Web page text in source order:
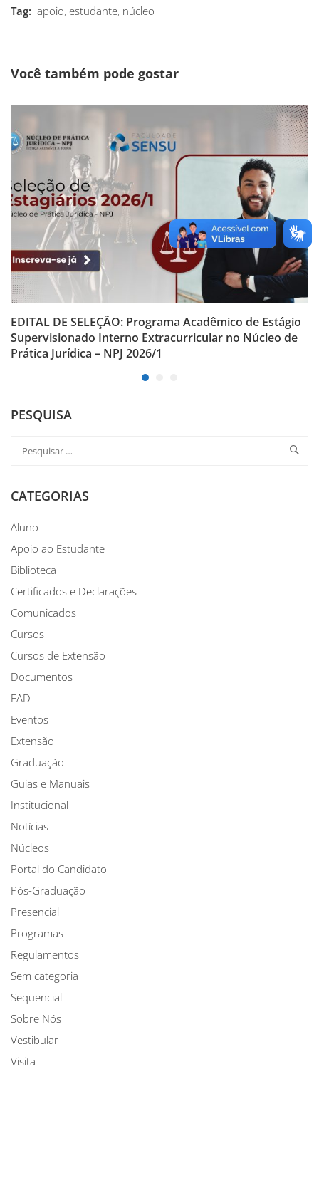
Tag: apoio, estudante, núcleo
Você também pode gostar
EDITAL DE SELEÇÃO: Programa Acadêmico de Estágio
Supervisionado Interno Extracurricular no Núcleo de
Prática Jurídica – NPJ 2026/1
PESQUISA
CATEGORIAS
Aluno
Apoio ao Estudante
Biblioteca
Certificados e Declarações
Comunicados
Cursos
Cursos de Extensão
Documentos
EAD
Eventos
Extensão
Graduação
Guias e Manuais
Institucional
Notícias
Núcleos
Portal do Candidato
Pós-Graduação
Presencial
Programas
Regulamentos
Sem categoria
Sequencial
Sobre Nós
Vestibular
Visita